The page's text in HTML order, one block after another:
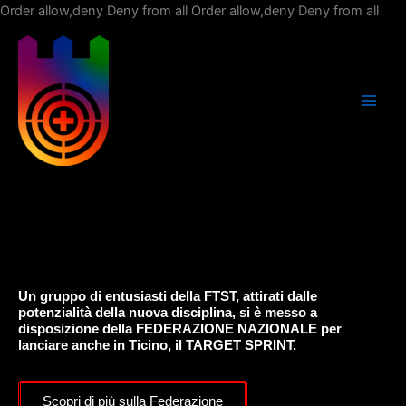
Order allow,deny Deny from all Order allow,deny Deny from allVai
Un gruppo di entusiasti della FTST, attirati dalle
potenzialità della nuova disciplina, si è messo a
disposizione della FEDERAZIONE NAZIONALE per
lanciare anche in Ticino, il TARGET SPRINT.
Scopri di più sulla Federazione